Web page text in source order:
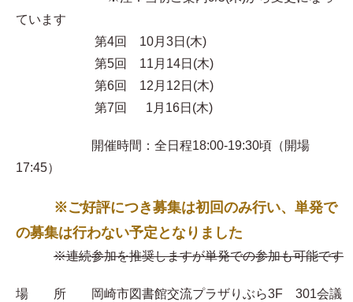
ています
第4回 10月3日(木)
第5回 11月14日(木)
第6回 12月12日(木)
第7回 1月16日(木)
開催時間：全日程18:00-19:30頃（開場
17:45）
※ご好評につき募集は初回のみ行い、単発で
の募集は行わない予定となりました
※連続参加を推奨しますが単発での参加も可能です
場 所 岡崎市図書館交流プラザりぶら3F 301会議